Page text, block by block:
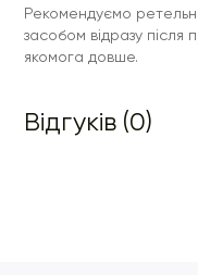
Рекомендуємо
засобом відразу після
якомога довше.
Відгуків (0)